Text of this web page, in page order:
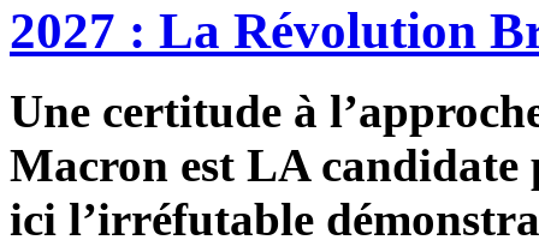
2027 : La Révolution
Une certitude à
Macron est LA candidate
ici l’irréfutable